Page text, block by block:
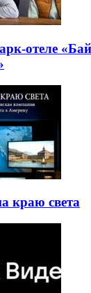
отеле
краю света